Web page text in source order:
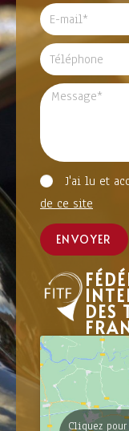
J'ai lu et
de ce site
ENVOYER
DES
Cliquez